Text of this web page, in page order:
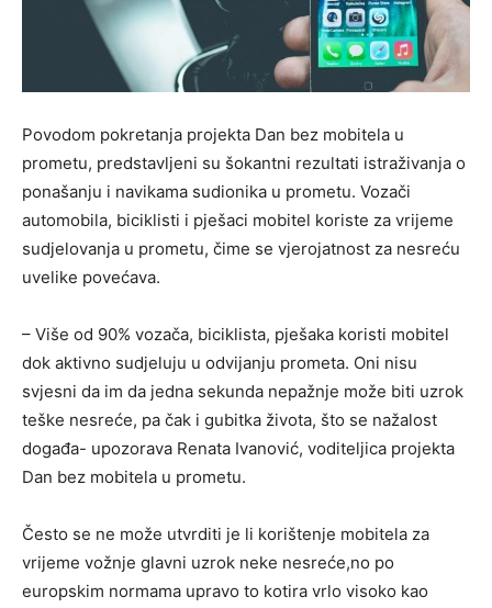
Povodom pokretanja projekta Dan bez mobitela u
prometu, predstavljeni su šokantni rezultati istraživanja o
ponašanju i navikama sudionika u prometu. Vozači
automobila, biciklisti i pješaci mobitel koriste za vrijeme
sudjelovanja u prometu, čime se vjerojatnost za nesreću
uvelike povećava.
– Više od 90% vozača, biciklista, pješaka koristi mobitel
dok aktivno sudjeluju u odvijanju prometa. Oni nisu
svjesni da im da jedna sekunda nepažnje može biti uzrok
teške nesreće, pa čak i gubitka života, što se nažalost
događa- upozorava Renata Ivanović, voditeljica projekta
Dan bez mobitela u prometu.
Često se ne može utvrditi je li korištenje mobitela za
vrijeme vožnje glavni uzrok neke nesreće,no po
europskim normama upravo to kotira vrlo visoko kao